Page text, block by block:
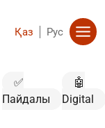
Қаз Рус
✅
Пайдалы
🤖
Digital